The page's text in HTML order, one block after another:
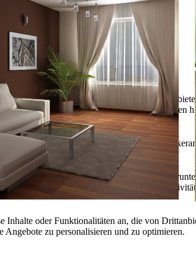
Besuchern ein optimales Nutzererlebnis zu
einem Drittland erfolgen. Weitere Informationen
notwendig, z.B. zum Schutz vor
das Nutzererlebnis weiter zu optimieren.
durch die Nachverfolgung der
Inhalte oder Funktionalitäten an, die von
zu personalisieren und zu optimieren.